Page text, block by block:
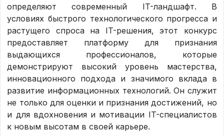
определяют современный IT-ландшафт. В
условиях быстрого технологического прогресса и
растущего спроса на IT-решения, этот конкурс
предоставляет платформу для признания
выдающихся профессионалов, которые
демонстрируют высокий уровень мастерства,
инновационного подхода и значимого вклада в
развитие информационных технологий. Он служит
не только для оценки и признания достижений, но
и для вдохновения и мотивации IT-специалистов
к новым высотам в своей карьере.